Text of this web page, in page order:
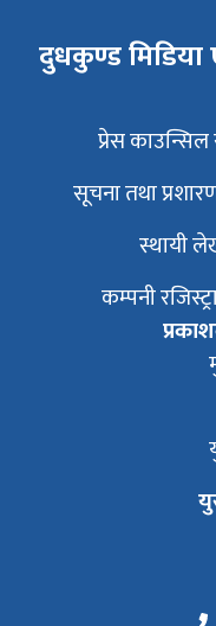
दुधकुण्ड मिडिया
प्रेस
सूचना तथा
स्थायी
कम्पनी